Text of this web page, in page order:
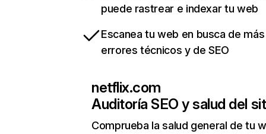
puede rastrear e indexar tu web
Escanea tu web en busca de
errores técnicos y de SEO
netflix.com
Auditoría SEO y salud del
Comprueba la salud general de tu